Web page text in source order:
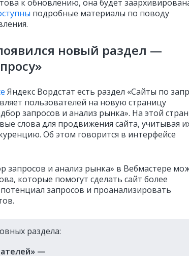
к обновлению, она будет
подробные материалы по поводу
новый раздел —
Яндекс Вордстат есть раздел «Сайты по
пользователей на новую страницу
запросов и анализ рынка». На этой
слова для продвижения сайта, учитывая
Об этом говорится в интерфейсе
запросов и анализ рынка» в Вебмастере
которые помогут сделать сайт более
запросов и проанализировать
раздела:
—